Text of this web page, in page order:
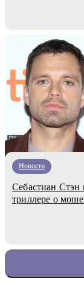
Новости
Себастиан
триллере о